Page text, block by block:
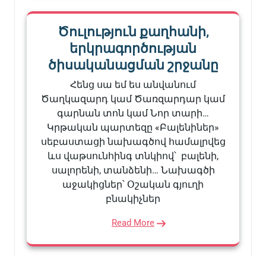
Ծուլություն քաղհանի,
երկրագործության
ծիսականացման շրջանը
Հենց սա եմ ես անվանում
Ծաղկազարդ կամ Ծառզարդար կամ
գարնան տոն կամ Նոր տարի…
Կրթական պարտեզը «Բալենիներ»
սեբաստացի նախագծով համալրվեց
ևս վաթսունհինգ տնկիով՝ բալենի,
սալորենի, տանձենի… Նախագծի
աջակիցներ՝ Օշական գյուղի
բնակիչներ
Read More